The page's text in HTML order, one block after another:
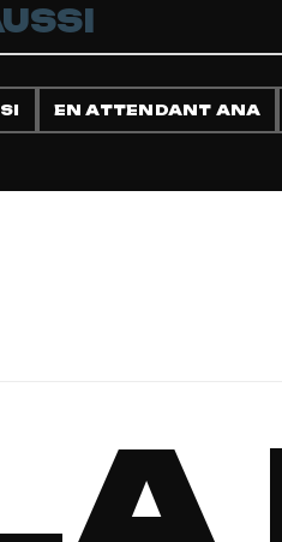
EN ATTENDANT ANA